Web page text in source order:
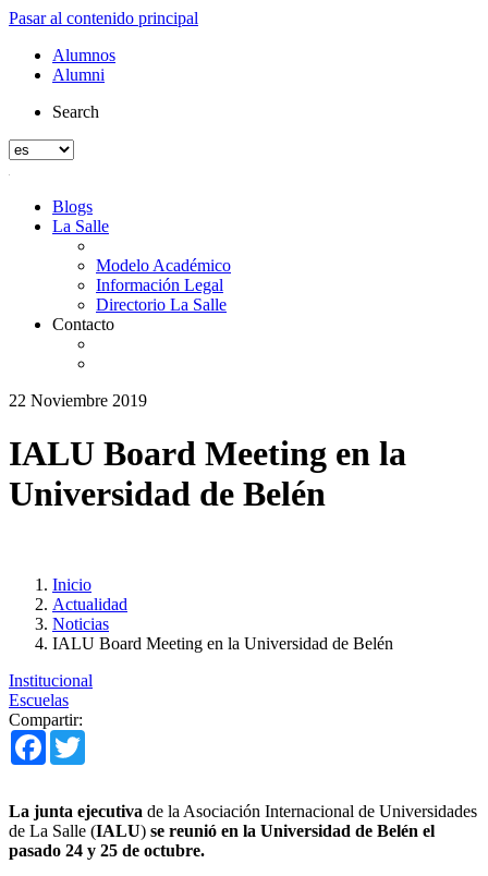
Pasar al contenido principal
Alumnos
Alumni
Search
Blogs
La Salle
Modelo Académico
Información Legal
Directorio La Salle
Contacto
22 Noviembre 2019
IALU Board Meeting en la
Universidad de Belén
Inicio
Actualidad
Noticias
IALU Board Meeting en la Universidad de Belén
Institucional
Escuelas
Compartir:
Facebook
La junta ejecutiva de la Asociación Internacional de Universidades
de La Salle (IALU) se reunió en la Universidad de Belén el
pasado 24 y 25 de octubre.